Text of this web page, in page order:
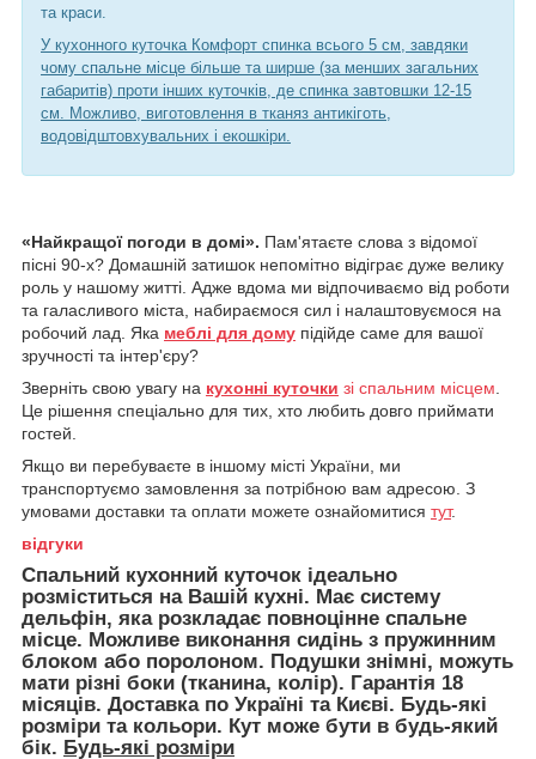
та краси.
У кухонного куточка Комфорт спинка всього 5 см, завдяки
чому спальне місце більше та ширше (за менших загальних
габаритів) проти інших куточків, де спинка завтовшки 12-15
см. Можливо, виготовлення в тканяз антикіготь,
водовідштовхувальних і екошкіри.
«Найкращої погоди в домі». Пам'ятаєте слова з відомої
пісні 90-х? Домашній затишок непомітно відіграє дуже велику
роль у нашому житті. Адже вдома ми відпочиваємо від роботи
та галасливого міста, набираємося сил і налаштовуємося на
робочий лад. Яка меблі для дому підійде саме для вашої
зручності та інтер'єру?
Зверніть свою увагу на кухонні куточки зі спальним місцем.
Це рішення спеціально для тих, хто любить довго приймати
гостей.
Якщо ви перебуваєте в іншому місті України, ми
транспортуємо замовлення за потрібною вам адресою. З
умовами доставки та оплати можете ознайомитися тут.
відгуки
Спальний кухонний куточок ідеально
розміститься на Вашій кухні. Має систему
дельфін, яка розкладає повноцінне спальне
місце. Можливе виконання сидінь з пружинним
блоком або поролоном. Подушки знімні, можуть
мати різні боки (тканина, колір). Гарантія 18
місяців. Доставка по Україні та Києві. Будь-які
розміри та кольори. Кут може бути в будь-який
бік. Будь-які розміри